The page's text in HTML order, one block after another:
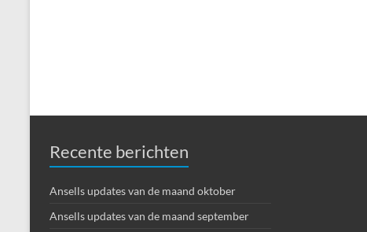
Recente berichten
Ansells updates van de maand oktober
Ansells updates van de maand september